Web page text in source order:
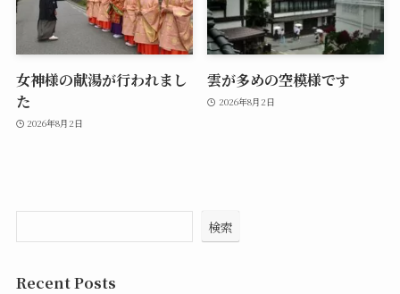
女神様の献湯が行われまし
た
2026年8月2日
雲が多めの空模様です
2026年8月2日
検索
Recent Posts